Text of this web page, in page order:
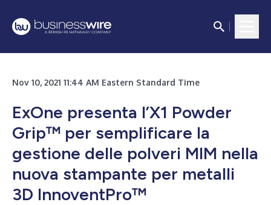
Nov 10, 2021 11:44 AM Eastern Standard Time
ExOne presenta l’X1 Powder
Grip™ per semplificare la
gestione delle polveri MIM nella
nuova stampante per metalli
3D InnoventPro™